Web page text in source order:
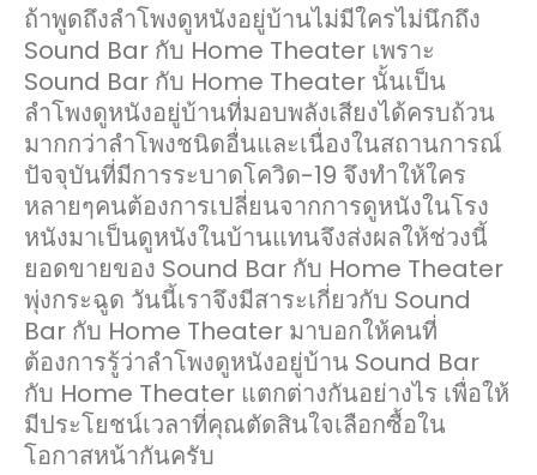
แตก
กัน
อย่างไร?
ถ้าพูดถึงลำโพงดูหนังอยู่บ้านไม่มีใครไม่นึกถึง
Sound Bar กับ Home Theater เพราะ
Sound Bar กับ Home Theater นั้นเป็น
ลำโพงดูหนังอยู่บ้านที่มอบพลังเสียงได้ครบถ้วน
มากกว่าลำโพงชนิดอื่นและเนื่องในสถานการณ์
ปัจจุบันที่มีการระบาดโควิด-19 จึงทำให้ใคร
หลายๆคนต้องการเปลี่ยนจากการดูหนังในโรง
หนังมาเป็นดูหนังในบ้านแทนจึงส่งผลให้ช่วงนี้
ยอดขายของ Sound Bar กับ Home Theater
พุ่งกระฉูด วันนี้เราจึงมีสาระเกี่ยวกับ Sound
Bar กับ Home Theater มาบอกให้คนที่
ต้องการรู้ว่าลำโพงดูหนังอยู่บ้าน Sound Bar
กับ Home Theater แตกต่างกันอย่างไร เพื่อให้
มีประโยชน์เวลาที่คุณตัดสินใจเลือกซื้อใน
โอกาสหน้ากันครับ